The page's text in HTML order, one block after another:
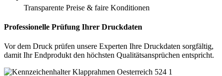
Transparente Preise & faire Konditionen
Professionelle Prüfung Ihrer Druckdaten
Vor dem Druck prüfen unsere Experten Ihre Druckdaten sorgfältig,
damit Ihr Endprodukt den höchsten Qualitätsansprüchen entspricht.